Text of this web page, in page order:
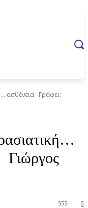
ασθένεια Γράφει:
0
555